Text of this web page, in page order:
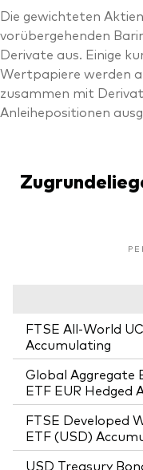
Die gewichteten
vorübergehenden
Derivate aus. Einige
Wertpapiere werden
zusammen mit
Anleihepositionen
FTSE All-World
Accumulating
Global Aggregate
ETF EUR Hedged
FTSE Developed
ETF (USD)
USD Treasury